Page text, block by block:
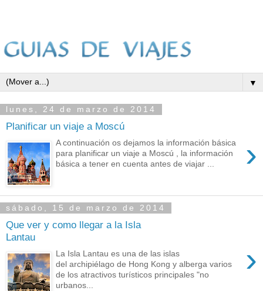
▼
lunes, 24 de marzo de 2014
Planificar un viaje a Moscú
›
A continuación os dejamos la información básica
para planificar un viaje a Moscú , la información
básica a tener en cuenta antes de viajar ...
sábado, 15 de marzo de 2014
Que ver y como llegar a la Isla
Lantau
›
La Isla Lantau es una de las islas
del archipiélago de Hong Kong y alberga varios
de los atractivos turísticos principales "no
urbanos...